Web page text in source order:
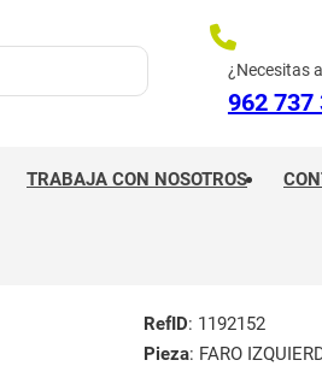
¿Necesitas
962 737
TRABAJA CON NOSOTROS
RefID: 1192152
Pieza: FARO